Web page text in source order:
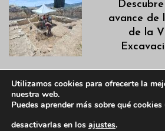
avance de
de la
Utilizamos cookies para ofrecerte la
nuestra web.
Puedes aprender más sobre qué
desactivarlas en los ajustes.